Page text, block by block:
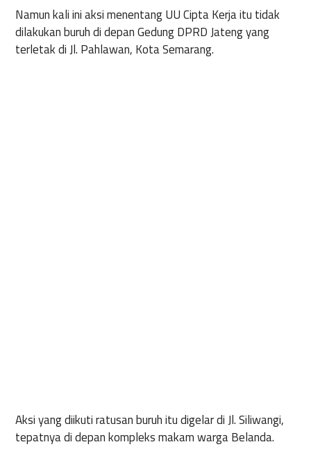
Namun kali ini aksi menentang UU Cipta Kerja itu tidak
dilakukan buruh di depan Gedung DPRD Jateng yang
terletak di Jl. Pahlawan, Kota Semarang.
Aksi yang diikuti ratusan buruh itu digelar di Jl. Siliwangi,
tepatnya di depan kompleks makam warga Belanda.